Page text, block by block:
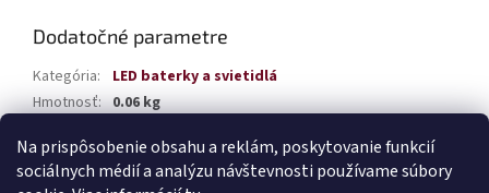
Na prispôsobenie obsahu a reklám, poskytovanie funkcií
sociálnych médií a analýzu návštevnosti používame súbory
Dodatočné parametre
Kategória:
LED baterky a svietidlá
Hmotnosť: 0.06 kg